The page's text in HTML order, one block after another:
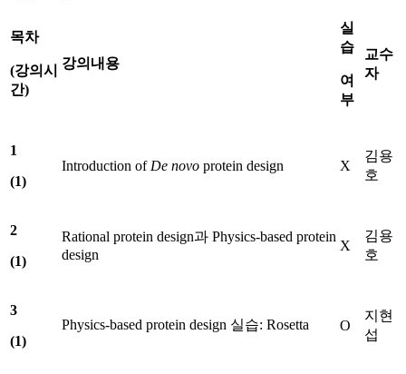
목차
(강의시
간)
강의내용
실
습
여
부
교수
자
1
(1)
Introduction of De novo protein design X
김용
호
2
(1)
Rational protein design과 Physics-based protein
design
X
김용
호
3
(1)
Physics-based protein design 실습: Rosetta O
지현
섭